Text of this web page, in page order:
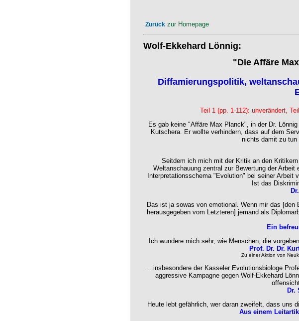
Zurück zur Homepage
Wolf-Ekkehard Lönnig:
"Die Affäre
Diffamierungspolitik,
Teil 1 (pp. 1-112): unverändert,
Es gab keine "Affäre Max Planck", in der Dr.
Kutschera. Er wollte verhindern, dass auf dem
nichts damit zu tun
Seitdem ich mich mit der Kritik an den
Weltanschauung zentral zur Bewertung der
Interpretationsschema "Evolution" bei seiner Arbeit
Ist das
Das ist ja sowas von emotional. Wenn mir das
herausgegeben vom Letzteren] jemand als
Ein
Ich wundere mich sehr, wie Menschen, die
Prof. Dr. Dr.
Zu einer Aktion von
….insbesondere der Kasseler Evolutionsbiologe
aggressive Kampagne gegen Wolf-Ekkehard
Dr.
Heute lebt gefährlich, wer daran zweifelt, dass uns
Aus einem